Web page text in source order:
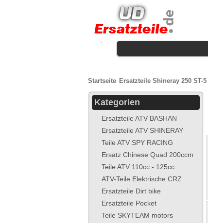
Startseite Ersatzteile Shineray 250 ST-5
Kategorien
Ersatzteile ATV BASHAN
Ersatzteile ATV SHINERAY
Teile ATV SPY RACING
Ersatz Chinese Quad 200ccm
Teile ATV 110cc - 125cc
ATV-Teile Elektrische CRZ
Ersatzteile Dirt bike
Ersatzteile Pocket
Teile SKYTEAM motors